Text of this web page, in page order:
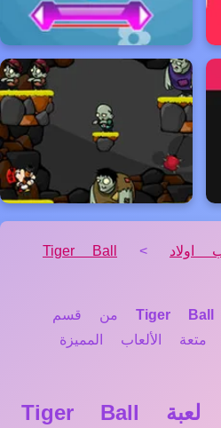
اولاد >
Tiger Ball
Tiger Ball من قسم
الألعاب المميزة
❓ هل تعمل لعبة Tiger Ball